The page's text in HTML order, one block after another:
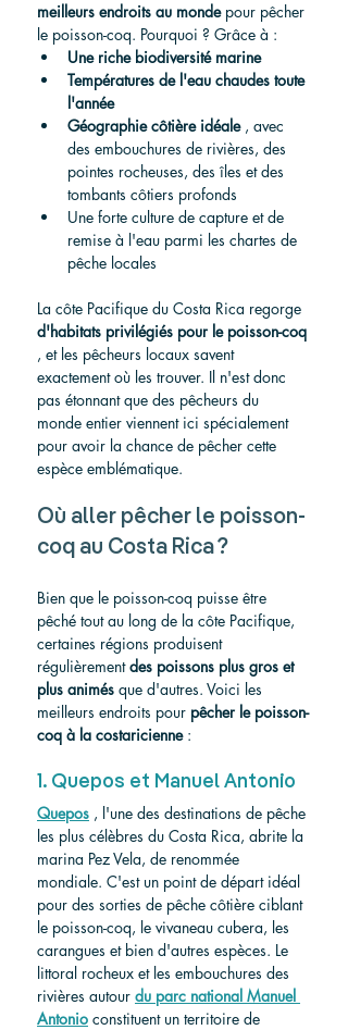
meilleurs endroits au monde pour pêcher
le poisson-coq. Pourquoi ? Grâce à :
Une riche biodiversité marine
Températures de l'eau chaudes toute
l'année
Géographie côtière idéale , avec
des embouchures de rivières, des
pointes rocheuses, des îles et des
tombants côtiers profonds
Une forte culture de capture et de
remise à l'eau parmi les chartes de
pêche locales
La côte Pacifique du Costa Rica regorge
d'habitats privilégiés pour le poisson-coq
, et les pêcheurs locaux savent
exactement où les trouver. Il n'est donc
pas étonnant que des pêcheurs du
monde entier viennent ici spécialement
pour avoir la chance de pêcher cette
espèce emblématique.
Où aller pêcher le poisson-
coq au Costa Rica ?
Bien que le poisson-coq puisse être
pêché tout au long de la côte Pacifique,
certaines régions produisent
régulièrement des poissons plus gros et
plus animés que d'autres. Voici les
meilleurs endroits pour pêcher le poisson-
coq à la costaricienne :
1. Quepos et Manuel Antonio
Quepos , l'une des destinations de pêche
les plus célèbres du Costa Rica, abrite la
marina Pez Vela, de renommée
mondiale. C'est un point de départ idéal
pour des sorties de pêche côtière ciblant
le poisson-coq, le vivaneau cubera, les
carangues et bien d'autres espèces. Le
littoral rocheux et les embouchures des
rivières autour du parc national Manuel
Antonio constituent un territoire de